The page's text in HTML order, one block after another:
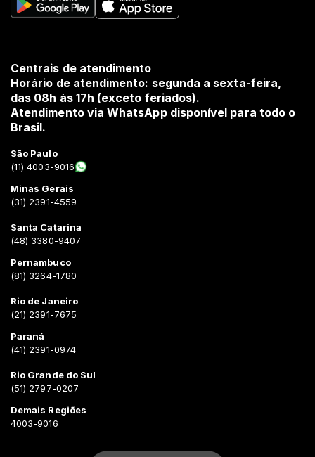
Centrais de atendimento
Horário de atendimento: segunda a sexta-feira,
das 08h às 17h (exceto feriados).
Atendimento via WhatsApp disponível para todo o
Brasil.
São Paulo
(11) 4003-9016
Minas Gerais
(31) 2391-4559
Santa Catarina
(48) 3380-9407
Pernambuco
(81) 3264-1780
Rio de Janeiro
(21) 2391-7675
Paraná
(41) 2391-0974
Rio Grande do Sul
(51) 2797-0207
Demais Regiões
4003-9016